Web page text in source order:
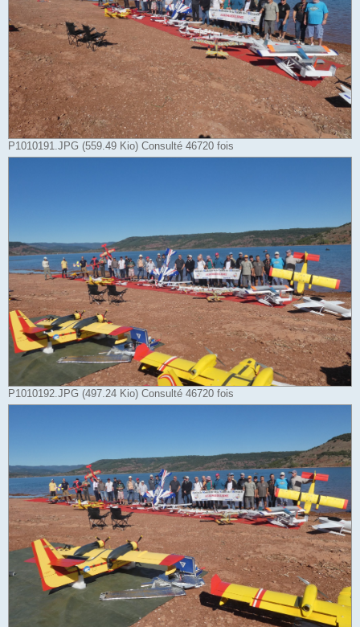
P1010191.JPG (559.49 Kio) Consulté 46720 fois
P1010192.JPG (497.24 Kio) Consulté 46720 fois